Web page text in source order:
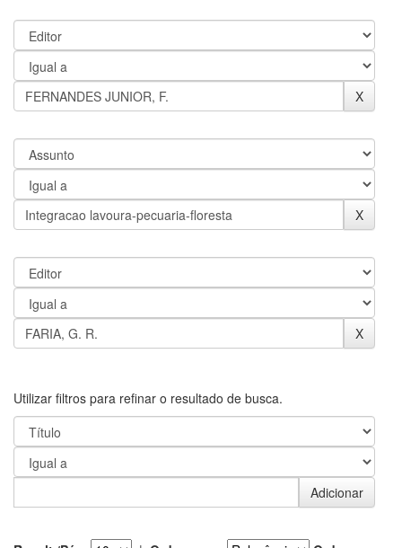
Utilizar filtros para refinar o resultado de busca.